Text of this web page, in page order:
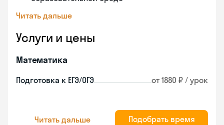
Читать дальше
Услуги и цены
Математика
Подготовка к ЕГЭ/ОГЭ от 1880 ₽ / урок
Читать дальше Подобрать время